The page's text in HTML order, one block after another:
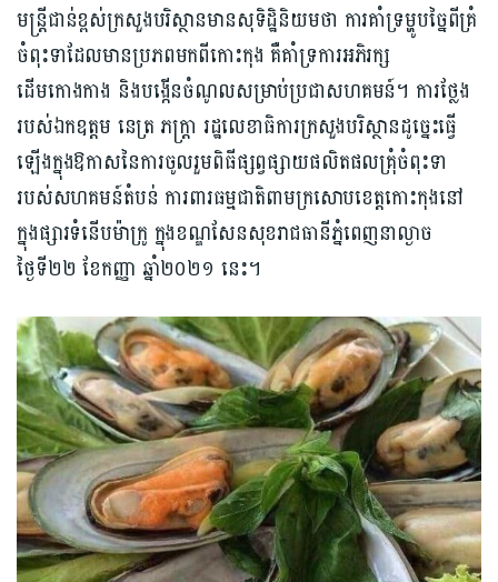
មន្ត្រីជាន់ខ្ពស់ក្រសួងបរិស្ថានមានសុទិដ្ឋិនិយមថា ការគាំទ្រម្ហូបច្នៃពីគ្រំ
ចំពុះទាដែលមានប្រភពមកពីកោះកុង គឺគាំទ្រការអភិរក្ស
ដើមកោងកាង និងបង្កើនចំណូលសម្រាប់ប្រជាសហគមន៍។ ការថ្លែង
របស់ឯកឧត្តម នេត្រ ភក្ត្រា រដ្ឋលេខាធិការក្រសួងបរិស្ថានដូច្នេះធ្វើ
ឡើងក្នុងឱកាសនៃការចូលរួមពិធីផ្សព្វផ្សាយផលិតផលគ្រុំចំពុះទា
របស់សហគមន៍តំបន់ ការពារធម្មជាតិពាមក្រសោបខេត្តកោះកុងនៅ
ក្នុងផ្សារទំនើបម៉ាក្រូ ក្នុងខណ្ឌសែនសុខរាជធានីភ្នំពេញនាល្ងាច
ថ្ងៃទី២២ ខែកញ្ញា ឆ្នាំ២០២១ នេះ។